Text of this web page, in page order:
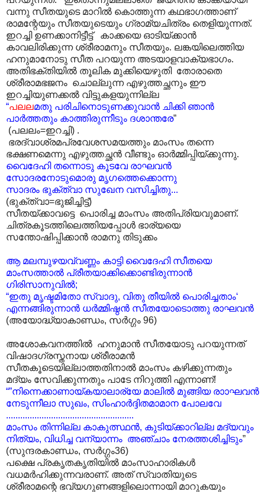
വന്നു സീതയുടെ മാറിൽ കൊത്തുന്ന കഥഭാഗത്താണ്
രാമന്റേയും സീതയുടെയും ഗ്രാമ്യചിത്രം തെളിയുന്നത്.
ഇറച്ചി ഉണക്കാനിട്ടീട്ട് കാക്കയെ ഓടിയ്ക്കാൻ
കാവലിരിക്കുന്ന ശ്രീരാമനും സീതയും. ലങ്കയിലെത്തിയ
ഹനുമാനോടു സീത പറയുന്ന അടയാളവാക്യഭാഗം.
അതിഭക്തിയിൽ തൂലിക മുക്കിയെഴുതി തോരാതെ
ശ്രീരാമഭജനം ചൊല്ലുന്ന എഴുത്തച്ഛനും ഈ
ഇറച്ചിയുണക്കൽ വിട്ടുകളയുന്നില്ല
“പലലമതു പരിചിനൊടുണക്കുവാൻ ചിക്കി ഞാൻ
പാർത്തതും കാത്തിരുന്നീടും ദശാന്തരേ”
(പലലം=ഇറച്ചി) .
ഭരദ്വാശ്രമപ്രവേശസമയത്തും മാംസം തന്നെ
ഭക്ഷണമെന്നു എഴുത്തച്ഛൻ വീണ്ടും ഓർമ്മിപ്പിയ്ക്കുന്നു.
വൈദേഹി തന്നൊടു കൂടവേ രാഘവൻ
സോദരനോടുമൊരു മൃഗത്തെക്കൊന്നു
സാദരം ഭുക്ത്വാ സുഖേന വസിച്ചിതു...
(ഭുക്ത്വാ=ഭുജിച്ചിട്ട്)
സീതയ്ക്കാവട്ടെ പൊരിച്ച മാംസം അതിപ്രിയവുമാണ്.
ചിത്രകൂടത്തിലെത്തിയപ്പോൾ ഭാര്യയെ
സന്തോഷിപ്പിക്കാൻ രാമനു തിടുക്കം
ആ മലമ്പുഴയവ്വണ്ണം കാട്ടി വൈദേഹി സീതയെ
മാംസത്താൽ പ്രീതയാക്കിക്കൊണ്ടിരുന്നാൻ
ഗിരിസാനുവിൽ;
“ഇതു മൃഷ്ടമിതോ സ്വാദു, വിതു തീയിൽ പൊരിച്ചതാം‘
എന്നങ്ങിരുന്നാൻ ധർമ്മിഷ്ഠൻ സീതയോടൊത്തു രാഘവൻ
(അയോദ്ധ്യാകാണ്ഡം, സർഗ്ഗം 96)
അശോകവനത്തിൽ ഹനുമാൻ സീതയോടു പറയുന്നത്
വിഷാദഗ്രസ്തനായ ശ്രീരാമൻ
സീതകൂടെയില്ലാത്തതിനാൽ മാംസം കഴിക്കുന്നതും
മദ്യം സേവിക്കുന്നതും പാടേ നിറുത്തി എന്നാണ്!
“”നിന്നെക്കാണായ്കയാലാര്യേ മാലിൽ മുങ്ങിയ രാ‍ാഘവൻ
നേടുന്നീലാ സുഖം, സിംഹാർദ്ദിതമാമാന പോലവേ
......................................................
മാംസം തിന്നില്ല കാകുത്സ്ഥൻ, കുടിയ്ക്കാറില്ല മദ്യവും
നിത്യം, വിധിച്ച വന്യാന്നം അഞ്ചാം നേരത്തശിച്ചിടും”
(സുന്ദരകാണ്ഡം, സർഗ്ഗം36)
പക്ഷെ പ്രകൃതകൃതിയിൽ മാംസാഹാരികൾ
വധമർഹിക്കുന്നവരാണ്. അത് സ്വാതിയുടെ
ശ്രീരാമന്റെ ഭവ്യഗുണങ്ങളിലൊന്നായി മാറുകയും